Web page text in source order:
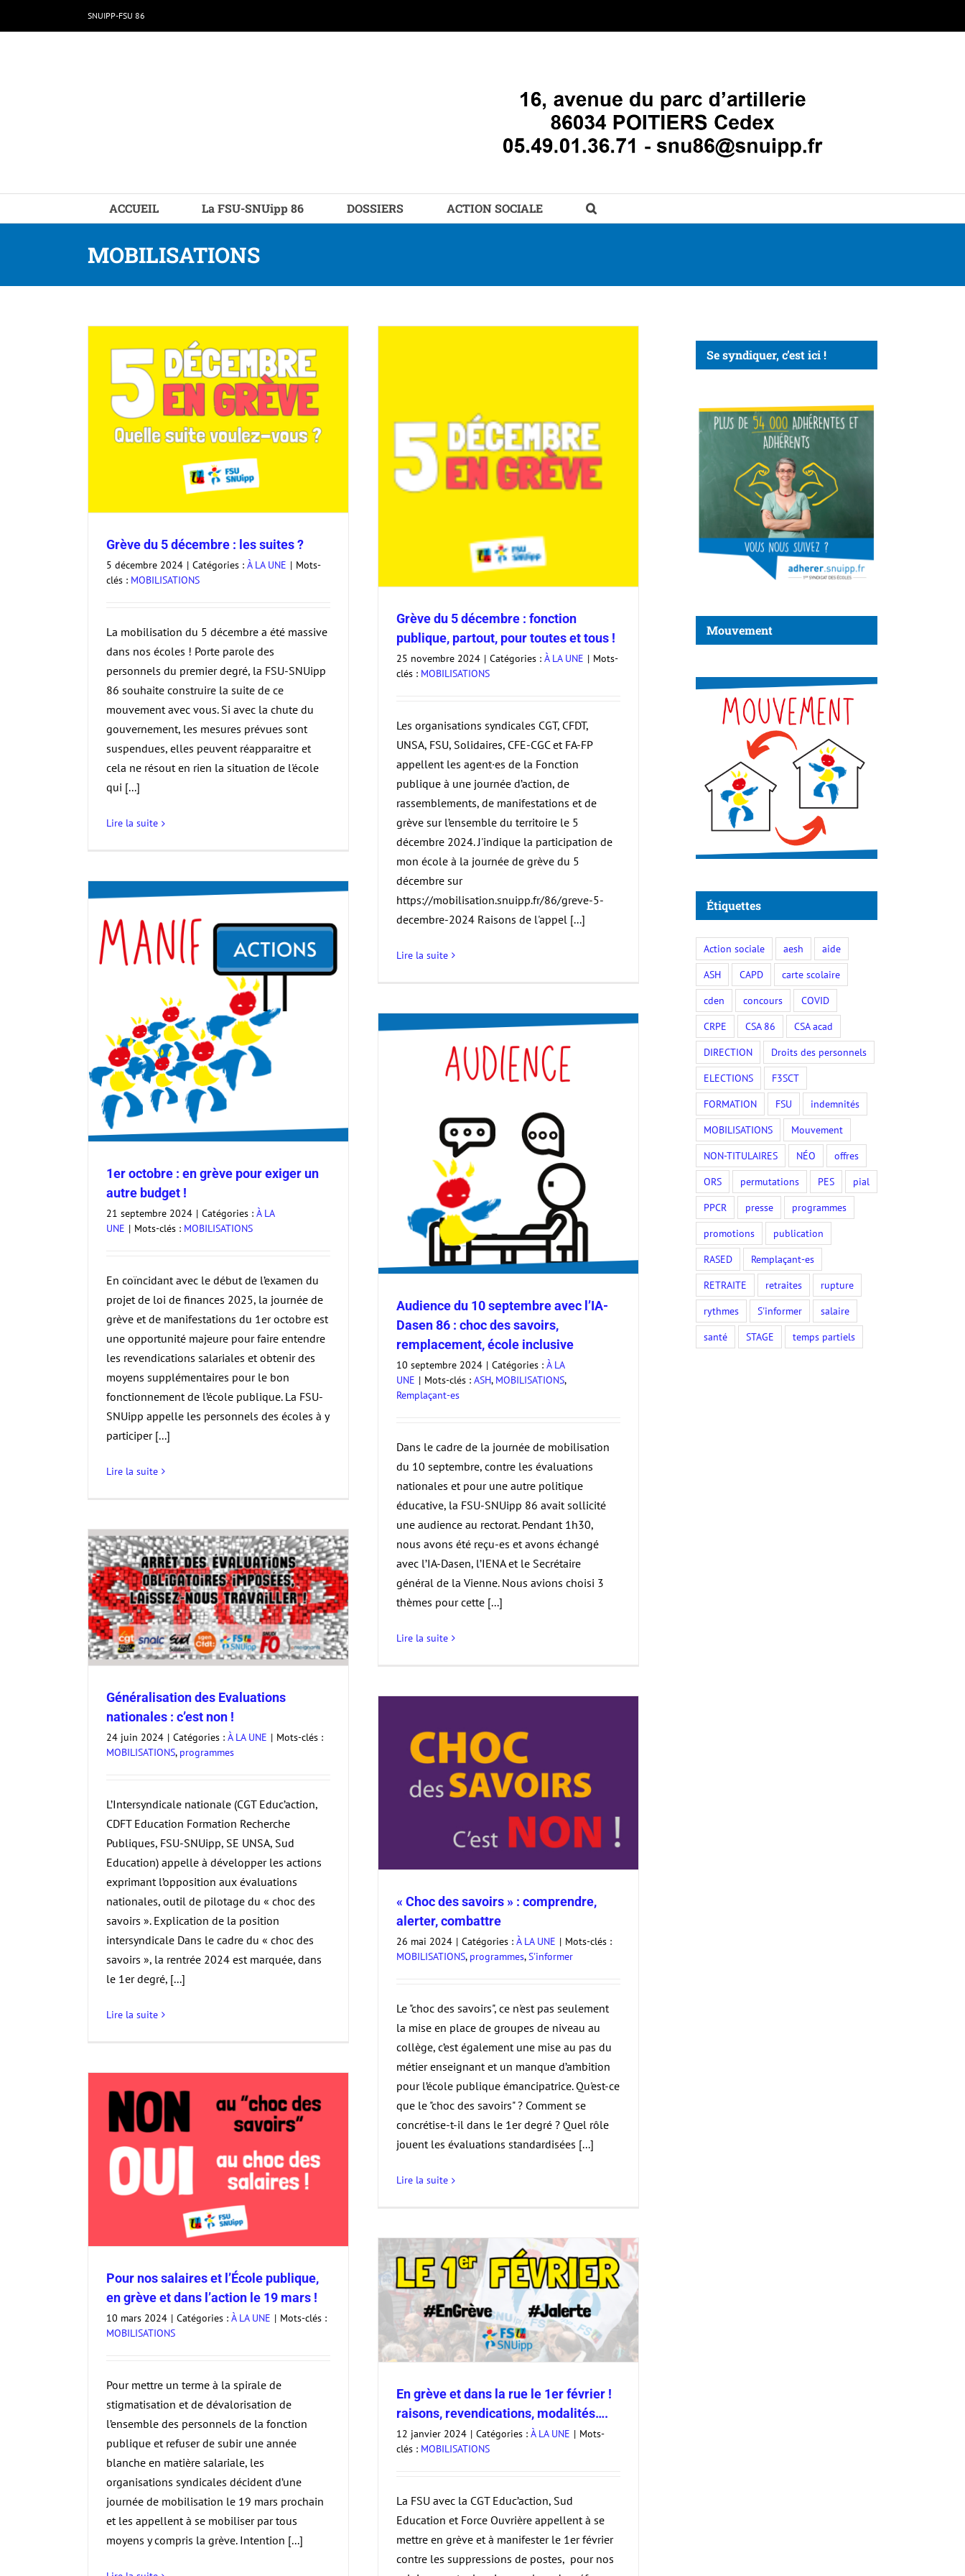
au
SNUIPP-FSU 86
ACCUEIL La FSU-SNUipp 86 DOSSIERS ACTION SOCIALE
MOBILISATIONS
Grève du 5 décembre : les suites ?
5 décembre 2024 | Catégories : À LA UNE | Mots-
clés : MOBILISATIONS
La mobilisation du 5 décembre a été massive
dans nos écoles ! Porte parole des
personnels du premier degré, la FSU-SNUipp
86 souhaite construire la suite de ce
mouvement avec vous. Si avec la chute du
gouvernement, les mesures prévues sont
suspendues, elles peuvent réapparaitre et
cela ne résout en rien la situation de l'école
qui [...]
Lire la suite
Grève du 5 décembre : fonction publique,
partout, pour toutes et tous !
À LA UNE
Grève du 5 décembre : fonction
publique, partout, pour toutes et tous !
25 novembre 2024 | Catégories : À LA UNE | Mots-
clés : MOBILISATIONS
Les organisations syndicales CGT, CFDT,
UNSA, FSU, Solidaires, CFE-CGC et FA-FP
appellent les agent·es de la Fonction
publique à une journée d’action, de
rassemblements, de manifestations et de
grève sur l’ensemble du territoire le 5
décembre 2024. J'indique la participation de
mon école à la journée de grève du 5
décembre sur
https://mobilisation.snuipp.fr/86/greve-5-
decembre-2024 Raisons de l'appel [...]
Lire la suite
1er octobre : en grève pour exiger un
autre budget !
21 septembre 2024 | Catégories : À LA
UNE | Mots-clés : MOBILISATIONS
En coïncidant avec le début de l’examen du
projet de loi de finances 2025, la journée de
grève et de manifestations du 1er octobre est
une opportunité majeure pour faire entendre
les revendications salariales et obtenir des
moyens supplémentaires pour le bon
fonctionnement de l’école publique. La FSU-
SNUipp appelle les personnels des écoles à y
participer [...]
Lire la suite
Audience du 10 septembre avec l’IA-Dasen 86 :
À LA UNE
Audience du 10 septembre avec l’IA-
Dasen 86 : choc des savoirs,
remplacement, école inclusive
10 septembre 2024 | Catégories : À LA
UNE | Mots-clés : ASH, MOBILISATIONS,
Remplaçant-es
Dans le cadre de la journée de mobilisation
du 10 septembre, contre les évaluations
nationales et pour une autre politique
éducative, la FSU-SNUipp 86 avait sollicité
une audience au rectorat. Pendant 1h30,
nous avons été reçu-es et avons échangé
avec l’IA-Dasen, l’IENA et le Secrétaire
général de la Vienne. Nous avions choisi 3
thèmes pour cette [...]
Lire la suite
Généralisation des Evaluations
nationales : c’est non !
24 juin 2024 | Catégories : À LA UNE | Mots-clés :
MOBILISATIONS, programmes
L’Intersyndicale nationale (CGT Educ’action,
CDFT Education Formation Recherche
Publiques, FSU-SNUipp, SE UNSA, Sud
Education) appelle à développer les actions
exprimant l’opposition aux évaluations
nationales, outil de pilotage du « choc des
savoirs ». Explication de la position
intersyndicale Dans le cadre du « choc des
savoirs », la rentrée 2024 est marquée, dans
le 1er degré, [...]
Lire la suite
combattre
« Choc des savoirs » : comprendre,
alerter, combattre
26 mai 2024 | Catégories : À LA UNE | Mots-clés :
MOBILISATIONS, programmes,S'informer
Le "choc des savoirs", ce n'est pas seulement
la mise en place de groupes de niveau au
collège, c’est également une mise au pas du
métier enseignant et un manque d’ambition
pour l’école publique émancipatrice. Qu'est-ce
que le "choc des savoirs" ? Comment se
concrétise-t-il dans le 1er degré ? Quel rôle
jouent les évaluations standardisées [...]
Lire la suite
Pour nos salaires et l’École publique,
en grève et dans l’action le 19 mars !
10 mars 2024 | Catégories : À LA UNE | Mots-clés :
MOBILISATIONS
Pour mettre un terme à la spirale de
stigmatisation et de dévalorisation de
l’ensemble des personnels de la fonction
publique et refuser de subir une année
blanche en matière salariale, les
organisations syndicales décident d’une
journée de mobilisation le 19 mars prochain
et les appellent à se mobiliser par tous
moyens y compris la grève. Intention [...]
En grève et dans la rue le 1er février ! raisons,
revendications, modalités….
En grève et dans la rue le 1er février !
raisons, revendications, modalités….
12 janvier 2024 | Catégories : À LA UNE | Mots-
clés : MOBILISATIONS
La FSU avec la CGT Educ’action, Sud
Education et Force Ouvrière appellent à se
mettre en grève et à manifester le 1er février
contre les suppressions de postes, pour nos
Se syndiquer, c’est ici !
Mouvement
Étiquettes
Action sociale aesh
aide
ASH
CAPD
carte scolaire
cden
concours
COVID
CRPE
CSA 86
CSA acad
DIRECTION
Droits des personnels
ELECTIONS
F3SCT
FORMATION
FSU
indemnités
MOBILISATIONS
Mouvement
NON-TITULAIRES
NÉO
offres
ORS
permutations PES
pial
PPCR
presse
programmes
promotions
publication
RASED
Remplaçant-es
RETRAITE
retraites
rupture
rythmes
S'informer
salaire
santé
STAGE temps partiels